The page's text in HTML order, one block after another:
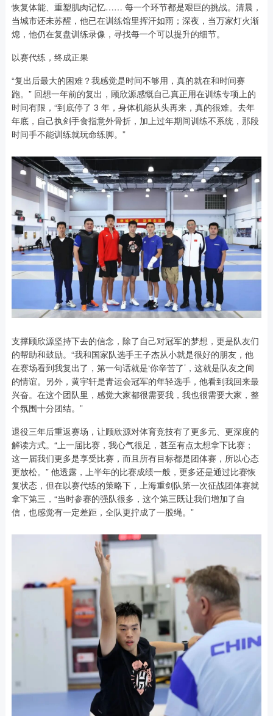
恢复体能、重塑肌肉记忆…… 每一个环节都是艰巨的挑战。清晨，
当城市还未苏醒，他已在训练馆里挥汗如雨；深夜，当万家灯火渐
熄，他仍在复盘训练录像，寻找每一个可以提升的细节。
以赛代练，终成正果
“复出后最大的困难？我感觉是时间不够用，真的就在和时间赛
跑。” 回想一年前的复出，顾欣源感慨自己真正用在训练专项上的
时间有限，“到底停了 3 年，身体机能从头再来，真的很难。去年
年底，自己执剑手食指意外骨折，加上过年期间训练不系统，那段
时间手不能训练就玩命练脚。”
支撑顾欣源坚持下去的信念，除了自己对冠军的梦想，更是队友们
的帮助和鼓励。“我和国家队选手王子杰从小就是很好的朋友，他
在赛场看到我复出了，第一句话就是‘你辛苦了’，这就是队友之间
的情谊。另外，黄宇轩是青运会冠军的年轻选手，他看到我回来最
兴奋。在这个团队里，感觉大家都很需要我，我也很需要大家，整
个氛围十分团结。”
退役三年后重返赛场，让顾欣源对体育竞技有了更多元、更深度的
解读方式。“上一届比赛，我心气很足，甚至有点太想拿下比赛；
这一届我们更多是享受比赛，而且所有目标都是团体赛，所以心态
更放松。” 他透露，上半年的比赛成绩一般，更多还是通过比赛恢
复状态，但在以赛代练的策略下，上海重剑队第一次征战团体赛就
拿下第三，“当时参赛的强队很多，这个第三既让我们增加了自
信，也感觉有一定差距，全队更拧成了一股绳。”